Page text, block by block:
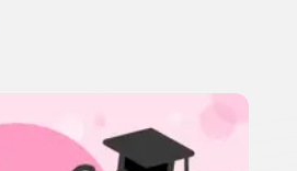
目名稱、主持人或關鍵字